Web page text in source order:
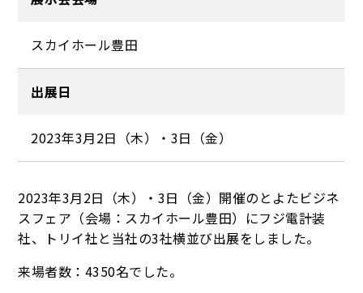
スカイホール豊田
出展日
2023年3月2日（木）・3日（金）
2023年3月2日（木）・3日（金）開催のとよたビジネ
スフェア（会場：スカイホール豊田）にフジ電計装
社、トリイ社と当社の3社横並び出展をしました。
来場者数：4350名でした。